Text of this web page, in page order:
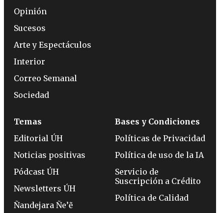
Opinión
Sucesos
Arte y Espectáculos
Interior
Correo Semanal
Sociedad
Temas
Editorial ÚH
Noticias positivas
Pódcast ÚH
Newsletters ÚH
Ñandejara Ñe’ẽ
Bases y Condiciones
Políticas de Privacidad
Política de uso de la IA
Servicio de
Suscripción a Crédito
Política de Calidad